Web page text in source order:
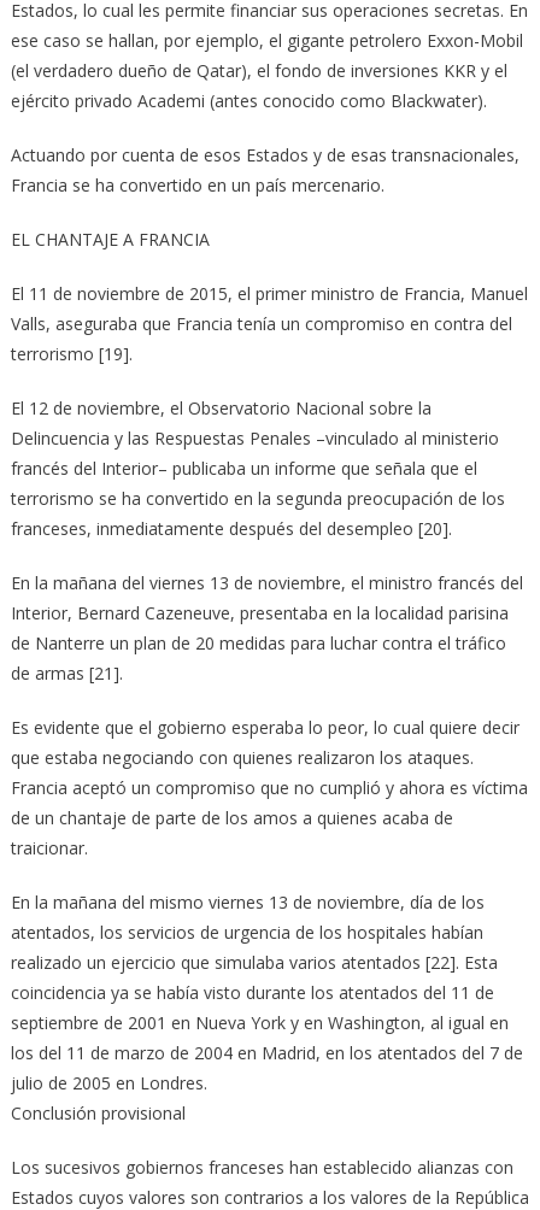
Estados, lo cual les permite financiar sus operaciones secretas. En
ese caso se hallan, por ejemplo, el gigante petrolero Exxon-Mobil
(el verdadero dueño de Qatar), el fondo de inversiones KKR y el
ejército privado Academi (antes conocido como Blackwater).
Actuando por cuenta de esos Estados y de esas transnacionales,
Francia se ha convertido en un país mercenario.
EL CHANTAJE A FRANCIA
El 11 de noviembre de 2015, el primer ministro de Francia, Manuel
Valls, aseguraba que Francia tenía un compromiso en contra del
terrorismo [19].
El 12 de noviembre, el Observatorio Nacional sobre la
Delincuencia y las Respuestas Penales –vinculado al ministerio
francés del Interior– publicaba un informe que señala que el
terrorismo se ha convertido en la segunda preocupación de los
franceses, inmediatamente después del desempleo [20].
En la mañana del viernes 13 de noviembre, el ministro francés del
Interior, Bernard Cazeneuve, presentaba en la localidad parisina
de Nanterre un plan de 20 medidas para luchar contra el tráfico
de armas [21].
Es evidente que el gobierno esperaba lo peor, lo cual quiere decir
que estaba negociando con quienes realizaron los ataques.
Francia aceptó un compromiso que no cumplió y ahora es víctima
de un chantaje de parte de los amos a quienes acaba de
traicionar.
En la mañana del mismo viernes 13 de noviembre, día de los
atentados, los servicios de urgencia de los hospitales habían
realizado un ejercicio que simulaba varios atentados [22]. Esta
coincidencia ya se había visto durante los atentados del 11 de
septiembre de 2001 en Nueva York y en Washington, al igual en
los del 11 de marzo de 2004 en Madrid, en los atentados del 7 de
julio de 2005 en Londres.
Conclusión provisional
Los sucesivos gobiernos franceses han establecido alianzas con
Estados cuyos valores son contrarios a los valores de la República